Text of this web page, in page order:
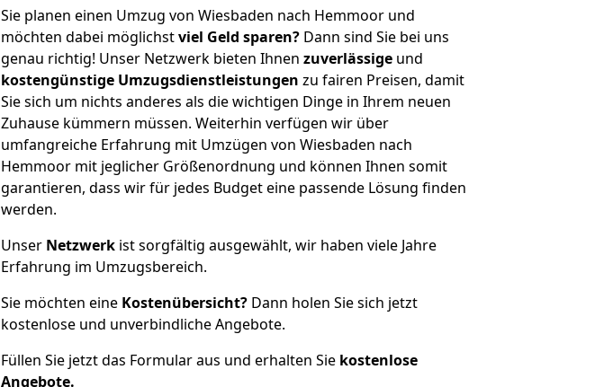
Sie planen einen Umzug von Wiesbaden nach Hemmoor und
möchten dabei möglichstviel Geld sparen? Dann sind Sie bei uns
genau richtig! Unser Netzwerk bieten Ihnen zuverlässige und
kostengünstige Umzugsdienstleistungen zu fairen Preisen, damit
Sie sich um nichts anderes als die wichtigen Dinge in Ihrem neuen
Zuhause kümmern müssen. Weiterhin verfügen wir über
umfangreiche Erfahrung mit Umzügen von Wiesbaden nach
Hemmoor mit jeglicher Größenordnung und können Ihnen somit
garantieren, dass wir für jedes Budget eine passende Lösung finden
werden.
Unser Netzwerk ist sorgfältig ausgewählt, wir haben viele Jahre
Erfahrung im Umzugsbereich.
Sie möchten eine Kostenübersicht? Dann holen Sie sich jetzt
kostenlose und unverbindliche Angebote.
Füllen Sie jetzt das Formular aus und erhalten Sie kostenlose
Angebote.